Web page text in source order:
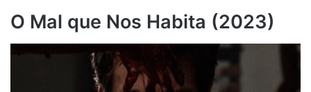
O Mal que Nos Habita (2023)